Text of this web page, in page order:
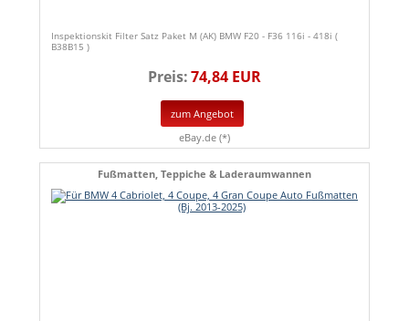
Inspektionskit Filter Satz Paket M (AK) BMW F20 - F36 116i - 418i (
B38B15 )
Preis:74,84 EUR
zum Angebot
eBay.de (*)
Fußmatten, Teppiche & Laderaumwannen